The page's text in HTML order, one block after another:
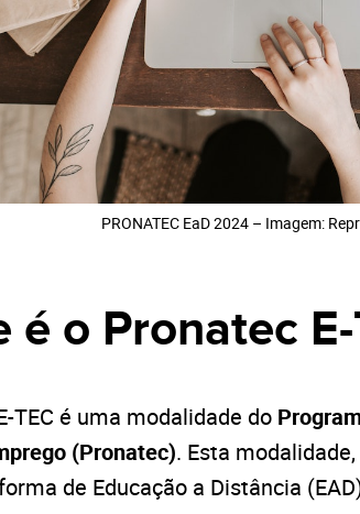
PRONATEC EaD 2024 – Imagem:
é o Pronatec E-
TEC é uma modalidade do
(Pronatec). Esta
de Educação a Distância